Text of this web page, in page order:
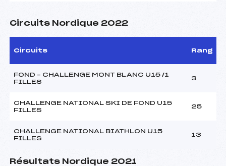
Circuits Nordique 2022
Circuits Rang
FOND – CHALLENGE MONT BLANC U15 /1
FILLES
3
CHALLENGE NATIONAL SKI DE FOND U15
FILLES
25
CHALLENGE NATIONAL BIATHLON U15
FILLES
13
Résultats Nordique 2021